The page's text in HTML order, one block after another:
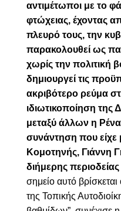
αντιμέτωποι με το
φτώχειας, έχοντας
πλευρό τους, την
παρακολουθεί ως
χωρίς την πολιτική
δημιουργεί τις
ακριβότερο ρεύμα
ιδιωτικοποίηση
μεταξύ άλλων η
συνάντηση που είχε
Κομοτηνής, Γιάννη
διήμερης
σημείο αυτό
της Τοπικής